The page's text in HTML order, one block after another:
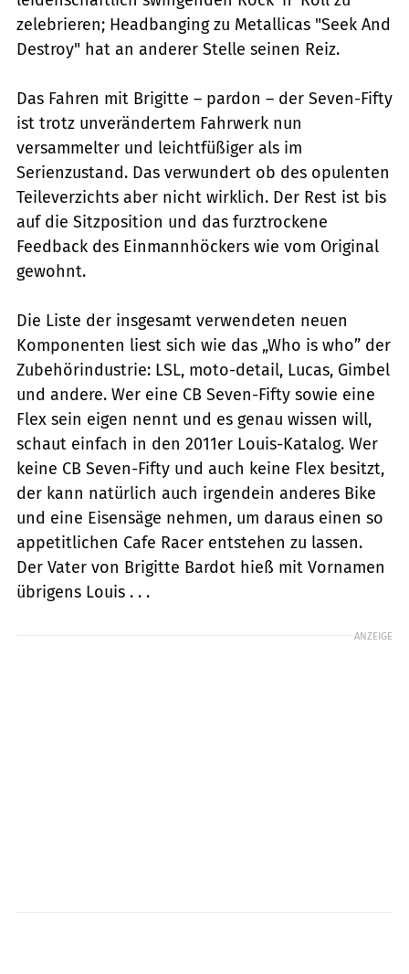
zelebrieren; Headbanging zu Metallicas "Seek And
Destroy" hat an anderer Stelle seinen Reiz.
Das Fahren mit Brigitte – pardon – der Seven-Fifty
ist trotz unverändertem Fahrwerk nun
versammelter und leichtfüßiger als im
Serienzustand. Das verwundert ob des opulenten
Teileverzichts aber nicht wirklich. Der Rest ist bis
auf die Sitzposition und das furztrockene
Feedback des Einmannhöckers wie vom Original
gewohnt.
Die Liste der insgesamt verwendeten neuen
Komponenten liest sich wie das „Who is who” der
Zubehörindustrie: LSL, moto-detail, Lucas, Gimbel
und andere. Wer eine CB Seven-Fifty sowie eine
Flex sein eigen nennt und es genau wissen will,
schaut einfach in den 2011er Louis-Katalog. Wer
keine CB Seven-Fifty und auch keine Flex besitzt,
der kann natürlich auch irgendein anderes Bike
und eine Eisensäge nehmen, um daraus einen so
appetitlichen Cafe Racer entstehen zu lassen.
Der Vater von Brigitte Bardot hieß mit Vornamen
übrigens Louis . . .
ANZEIGE